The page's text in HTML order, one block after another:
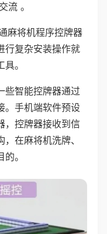
流 。
麻将机程序控牌器
行复杂安装操作就
。
些智能控牌器通过
。手机端软件预设
，控牌器接收到信
在麻将机洗牌、
。